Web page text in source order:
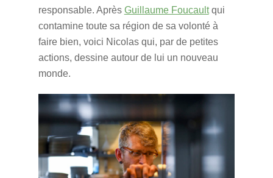
responsable. Après Guillaume Foucaultqui
contamine toute sa région de sa volonté à
faire bien, voici Nicolas qui, par de petites
actions, dessine autour de lui un nouveau
monde.